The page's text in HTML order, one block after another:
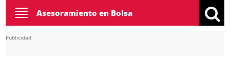
Toggle
navigation
Asesoramiento en Bolsa
Publicidad